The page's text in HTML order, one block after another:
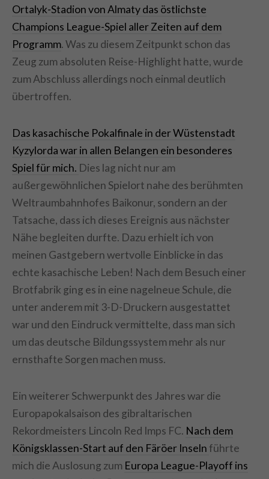
Ortalyk-Stadion von Almaty das östlichste
Champions League-Spiel aller Zeiten auf dem
Programm. Was zu diesem Zeitpunkt schon das
Zeug zum absoluten Reise-Highlight hatte, wurde
zum Abschluss allerdings noch einmal deutlich
übertroffen.
Das kasachische Pokalfinale in der Wüstenstadt
Kyzylorda war in allen Belangen ein besonderes
Spiel für mich. Dies lag nicht nur am
außergewöhnlichen Spielort nahe des berühmten
Weltraumbahnhofes Baikonur, sondern an der
Tatsache, dass ich dieses Ereignis aus nächster
Nähe begleiten durfte. Dazu erhielt ich von
meinen Gastgebern wertvolle Einblicke in das
echte kasachische Leben! Nach dem Besuch einer
Brotfabrik ging es in eine nagelneue Schule, die
unter anderem mit 3-D-Druckern ausgestattet
war und den Eindruck vermittelte, dass man sich
um das deutsche Bildungssystem mehr als nur
ernsthafte Sorgen machen muss.
Ein weiterer Schwerpunkt des Jahres war die
Europapokalsaison des gibraltarischen
Rekordmeisters Lincoln Red Imps FC. Nach dem
Königsklassen-Start auf den Färöer Inseln führte
mich die Auslosung zum Europa League-Playoff ins